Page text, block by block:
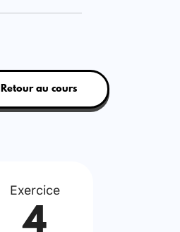
Retour au cours
Exercice